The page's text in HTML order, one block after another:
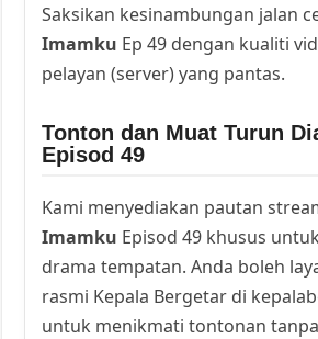
Saksikan kesinambungan jalan
Imamku Ep 49 dengan kualiti
pelayan (server) yang pantas.
Tonton dan Muat Turun
Episod 49
Kami menyediakan pautan
Imamku Episod 49 khusus
drama tempatan. Anda boleh
rasmi Kepala Bergetar di
untuk menikmati tontonan